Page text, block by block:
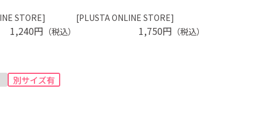
STORE]
1,240円 （税込）
[PLUSTA ONLINE STORE]
1,750円 （税込）